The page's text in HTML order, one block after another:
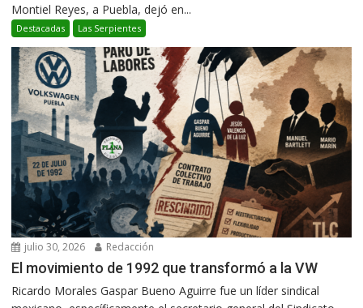
Montiel Reyes, a Puebla, dejó en...
Destacadas Las Serpientes
julio 30, 2026 Redacción
El movimiento de 1992 que transformó a la VW
Ricardo Morales Gaspar Bueno Aguirre fue un líder sindical